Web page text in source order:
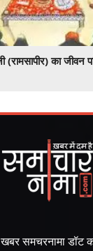
(रामसापीर) का जीवन
समचरनामा डॉट